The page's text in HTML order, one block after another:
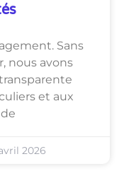
Sans
nous avons
et aux
2026